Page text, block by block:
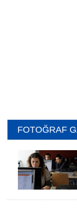
FOTOĞRAF